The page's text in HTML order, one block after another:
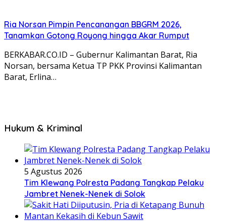
Ria Norsan Pimpin Pencanangan BBGRM 2026,
Tanamkan Gotong Royong hingga Akar Rumput
BERKABAR.CO.ID – Gubernur Kalimantan Barat, Ria
Norsan, bersama Ketua TP PKK Provinsi Kalimantan
Barat, Erlina…
Hukum & Kriminal
5 Agustus 2026
Tim Klewang Polresta Padang Tangkap Pelaku
Jambret Nenek-Nenek di Solok